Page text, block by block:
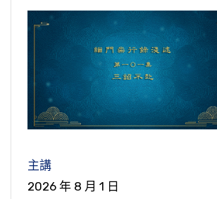
峰禪師那邊去修行，去參禪。修行
苦行，雪峰禪師「稱他為頭陀」，
面，就是代表修苦行的。
「有一天帶著行李」，『嘗攜
是帶著行李要出山，我們現在講下
處行腳參訪」，因為在雪峰禪師那
間，修了一段時間，他想再到其他
德、善知識，古人都是不遠千里尋
他不同意，那你不可能去出家。這
太子一樣，悉達多就是我們本師釋
出家他是有向他的父親（因為他出
就往生到忉利天）稟告。父親當然
個兒子，怎麼肯讓他出家，將來王
誰要來繼承？當然不答應，講了幾
應。到以後，他父親實在沒辦法，
我傳宗接代，生個孫子，你才能走
輸陀羅已經懷孕了，他父親還是不
垂暮之年了，快一百歲了，古人講
古來稀」，活到快一百歲很不容易
一百歲了，那也就來日不多了。垂
跟父親見一面，可能沒有機會了，
樣的一個方式來報答父恩，報答他
是孝親之行的表現，也就是說他心
家了，但是還是很懷念他的父親。
有，這邊沒有記載母親，可能他母
了，但是他父親還在，活了快一百
這是文言把它記載下來，當然生活
他供養他母親，可能當時他父親已
有其他的兄弟姐妹照顧，就剩下他
來照顧。
這個地方我們也看到現代海賢
接他母親到山上去住，住了二十七
是現代表現孝親的一個模範。他父
了。所以這些公案，如果你要演一
這一個單元、一個單元，他就要去
常的明顯。所以悲痛不已，「幾乎
死」，好像幾乎自己都快死了。這
我們也常常讀誦《地藏菩薩本
藏經》我們看到婆羅門女、光目女
婆羅門女她母親過世了，她也是哀
傷。哀傷不知道她母親去哪裡，所
到佛像，定自在王如來，就向佛祈
都沒有吃東西，人就消瘦了。旻法
說聖人制訂禮節規矩，『聖人制禮
要壓低理想去遷就合禮，不賢能的
上追進了。這個『跂』跟企望的意
尚且有哀傷不得致命的規定，《禮
到，父母過世難免哀傷，但是哀傷
性，不以死傷生也』，但也不能哀
到身體。何況佛有至理名言說，要
大恩，淺近的就要盡心盡力的侍奉
「荷擔」，古時候也有好像挑擔子
具體是怎麼樣的荷擔、怎麼挑，必
些資料。我們用現在的話來講，總
親，他去講經說法，走到哪裡講經
母親。當然要帶佛經、佛像，「等
其他的日常用品，因為帶著他老母
需要一些其他的用品。可見得這個
『語人曰』，他就給大家講，『母
他說我的母親，我必親自來供養。
家』，他母親死了，他就發願出家
行道』，出家修行，他很精進，戒
的時代，只要持比丘戒，二百五十
他就得定，他就證果了，證阿羅漢
進行道」，他『得六神通』，就是
如果還沒有證得阿羅漢果，就沒有
如初果，他可能得一個，六種神通
神通就是天眼通、天耳通、他心通
足通，最後一個是漏盡通。前面初
群，猶賢於佛滅度後馬鳴龍樹諸菩
也』。但是古來所謂佛在世那個時
丘，等於是在僧團裡面專門找麻煩
過佛滅度以後的馬鳴、龍樹諸菩薩
宗共主，《大乘起信論》馬鳴菩薩
是一般人。龍樹菩薩八個宗的共同
宗的祖師就不得了，他是八宗共主
迦牟尼佛那個時代的六群比丘，還
「何也」，這什麼道理？
主講
2026 年 8 月 1 日